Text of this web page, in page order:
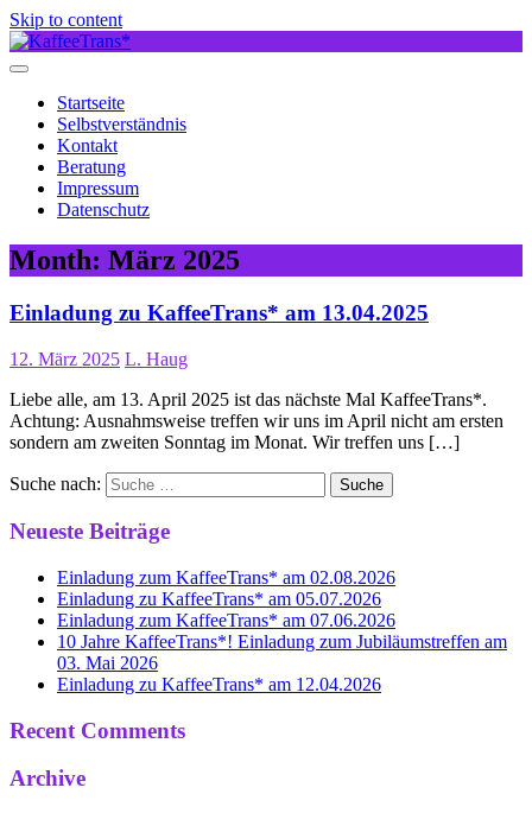
Skip to content
Startseite
Selbstverständnis
Kontakt
Beratung
Impressum
Datenschutz
Month: März 2025
Einladung zu KaffeeTrans* am 13.04.2025
12. März 2025 L. Haug
Liebe alle, am 13. April 2025 ist das nächste Mal KaffeeTrans*.
Achtung: Ausnahmsweise treffen wir uns im April nicht am ersten
sondern am zweiten Sonntag im Monat. Wir treffen uns […]
Suche nach:
Neueste Beiträge
Einladung zum KaffeeTrans* am 02.08.2026
Einladung zu KaffeeTrans* am 05.07.2026
Einladung zum KaffeeTrans* am 07.06.2026
10 Jahre KaffeeTrans*! Einladung zum Jubiläumstreffen am
03. Mai 2026
Einladung zu KaffeeTrans* am 12.04.2026
Recent Comments
Archive